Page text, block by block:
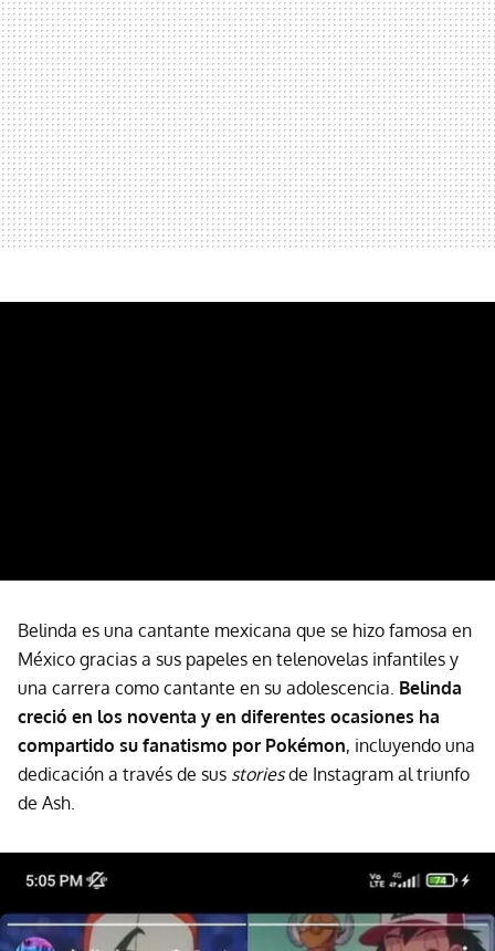
Belinda es una cantante mexicana que se hizo famosa en
México gracias a sus papeles en telenovelas infantiles y
una carrera como cantante en su adolescencia. Belinda
creció en los noventa y en diferentes ocasiones ha
compartido su fanatismo por Pokémon, incluyendo una
dedicación a través de sus storiesde Instagram al triunfo
de Ash.